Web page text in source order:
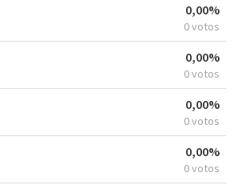
0,00%
0 votos
0,00%
0 votos
0,00%
0 votos
0,00%
0 votos